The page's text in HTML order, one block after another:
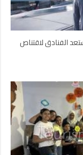
الفنادق لاقتناص